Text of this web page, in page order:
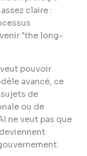
claire :
"the long-
pouvoir
avancé, ce
de
ou de
ne veut pas que